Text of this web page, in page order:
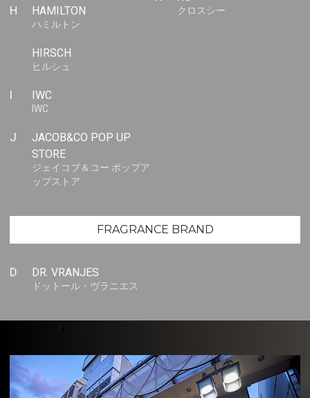
H HAMILTON
ハミルトン
HIRSCH
ヒルシュ
IWC
IWC
J
JACOB&CO POP UP
STORE
ジェイコブ＆コー ポップア
ップストア
クロスシー
FRAGRANCE BRAND
D DR. VRANJES
ドットール・ヴラニエス